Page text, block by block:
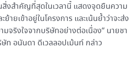
นสิ่งสำคัญที่สุดในเวลานี้ แสดงจุดยืนความ
ยเข้าอยู่ในโครงการ และเน้นย้ำว่าจะส่ง
จริงใจจากบริษัทอย่างต่อเนื่อง” นายชา
ท อนันดา ดีเวลลอปเม้นท์ กล่าว